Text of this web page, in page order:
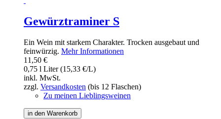
Gewürztraminer S
Ein Wein mit starkem Charakter. Trocken ausgebaut und
feinwürzig. Mehr Informationen
11,50 €
0,75 l Liter (15,33 €/L)
inkl. MwSt.
zzgl. Versandkosten (bis 12 Flaschen)
Zu meinen Lieblingsweinen
in den Warenkorb